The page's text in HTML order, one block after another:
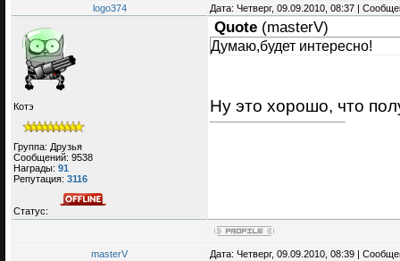
logo374 Дата: Четверг, 09.09.2010, 08:37 |
Котэ
Группа: Друзья
Сообщений: 9538
Награды: 91
Репутация: 3116
Статус:
Quote (masterV)
Думаю,будет интересно!
Ну это хорошо, что
masterV
Дата: Четверг, 09.09.2010, 08:39 |